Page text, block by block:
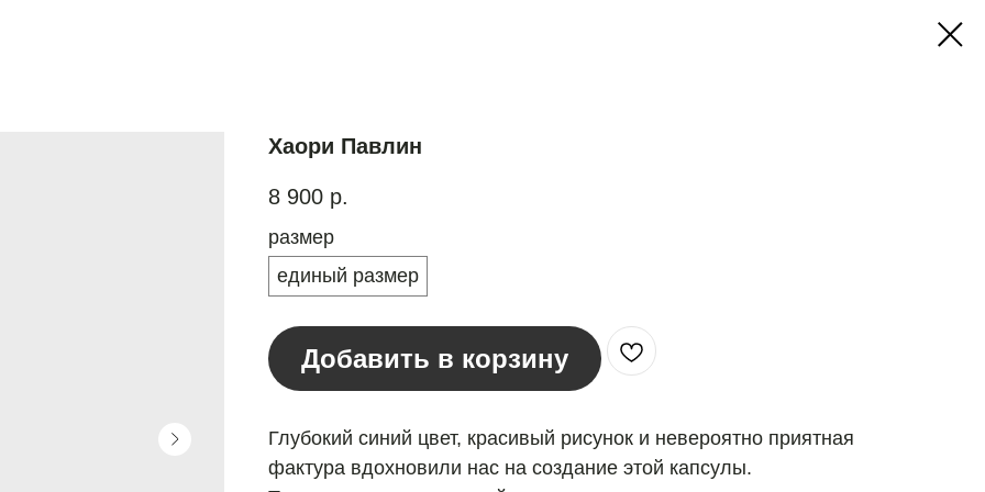
Хаори Павлин
8 900 р.
размер
единый размер
Добавить в корзину
Глубокий синий цвет, красивый рисунок и невероятно приятная
фактура вдохновили нас на создание этой капсулы.